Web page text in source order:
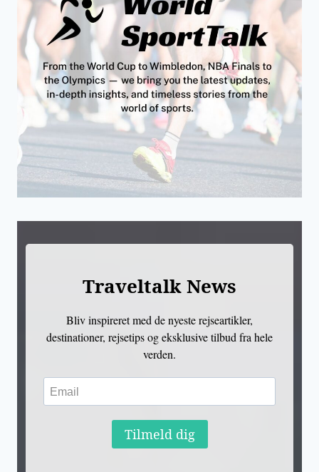
Traveltalk News
Bliv inspireret med de nyeste rejseartikler,
destinationer, rejsetips og eksklusive tilbud fra hele
verden.
Tilmeld dig